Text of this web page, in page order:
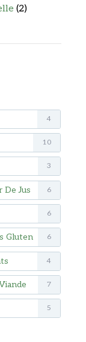
(2)
4
10
3
De Jus 6
6
Gluten 6
4
7
5